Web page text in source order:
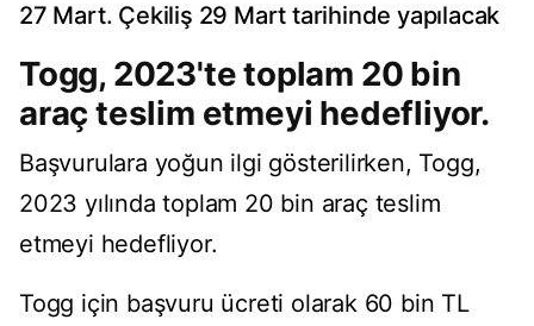
27 Mart. Çekiliş 29 Mart tarihinde yapılacak
Togg, 2023'te toplam 20 bin
araç teslim etmeyi hedefliyor.
Başvurulara yoğun ilgi gösterilirken, Togg,
2023 yılında toplam 20 bin araç teslim
etmeyi hedefliyor.
Togg için başvuru ücreti olarak 60 bin TL